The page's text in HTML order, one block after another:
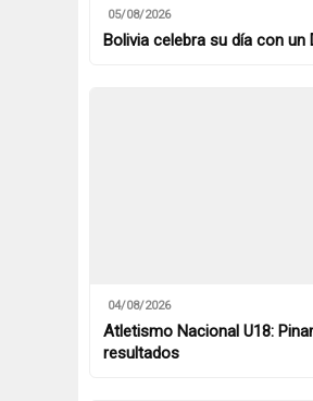
05/08/2026
Bolivia celebra su día con un
04/08/2026
Atletismo Nacional U18:
resultados